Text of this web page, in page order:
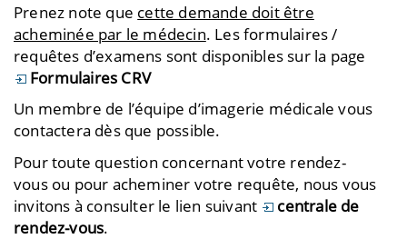
Prenez note que cette demande doit être
acheminée par le médecin. Les formulaires /
requêtes d’examens sont disponibles sur la page
Formulaires CRV
Un membre de l’équipe d’imagerie médicale vous
contactera dès que possible.
Pour toute question concernant votre rendez-
vous ou pour acheminer votre requête, nous vous
invitons à consulter le lien suivant
centrale de
rendez-vous.